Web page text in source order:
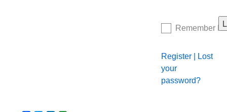
Remember
Register
Lost
your
password?